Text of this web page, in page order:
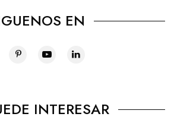
EN
INTERESAR